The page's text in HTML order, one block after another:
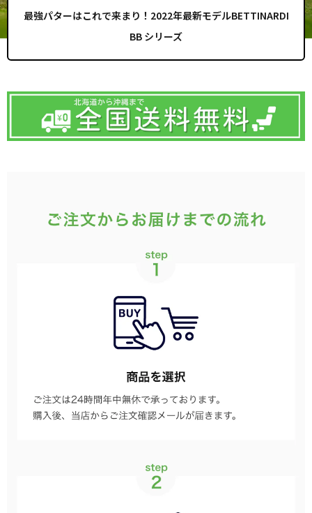
最強パターはこれで来まり！2022年最新モデルBETTINARDI
BB シリーズ